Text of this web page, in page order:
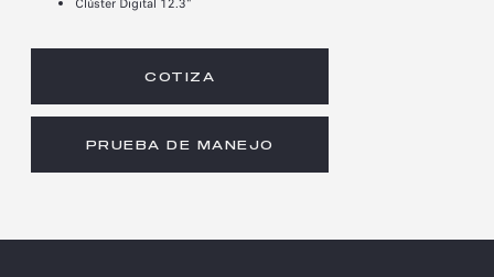
COTIZA
PRUEBA DE MANEJO